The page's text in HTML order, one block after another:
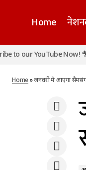
Home
किसानों को योगी सरकार
our YouTube Now! 🎥
Home»जनवरी में आएगा सैमसंग